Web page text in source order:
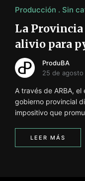
Producción Sin
La
alivio para
ProduBA
25 de
A través de ARBA,
gobierno provincial
impositivo que
LEER MÁS